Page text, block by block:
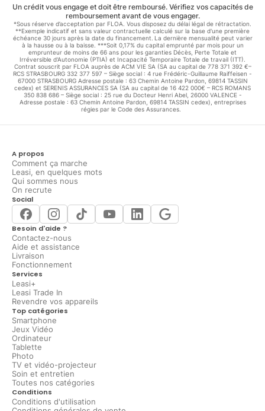
Un crédit vous engage et doit être remboursé. Vérifiez vos capacités de
remboursement avant de vous engager.
*Sous réserve d’acceptation par FLOA. Vous disposez du délai légal de rétractation.
**Exemple indicatif et sans valeur contractuelle calculé sur la base d'une première
échéance 30 jours après la date du financement. La dernière mensualité peut varier
à la hausse ou à la baisse. ***Soit 0,17% du capital emprunté par mois pour un
emprunteur de moins de 66 ans pour les garanties Décès, Perte Totale et
Irréversible d'Autonomie (PTIA) et Incapacité Temporaire Totale de travail (ITT).
Contrat souscrit par FLOA auprès de ACM VIE SA (SA au capital de 778 371 392 €–
RCS STRASBOURG 332 377 597 – Siège social : 4 rue Frédéric-Guillaume Raiffeisen -
67000 STRASBOURG Adresse postale : 63 Chemin Antoine Pardon, 69814 TASSIN
cedex) et SERENIS ASSURANCES SA (SA au capital de 16 422 000€ – RCS ROMANS
350 838 686 – Siège social : 25 rue du Docteur Henri Abel, 26000 VALENCE -
Adresse postale : 63 Chemin Antoine Pardon, 69814 TASSIN cedex), entreprises
régies par le Code des Assurances.
A propos
Comment ça marche
Leasi, en quelques mots
Qui sommes nous
On recrute
Social
Besoin d'aide ?
Contactez-nous
Aide et assistance
Livraison
Fonctionnement
Services
Leasi+
Leasi Trade In
Revendre vos appareils
Top catégories
Smartphone
Jeux Vidéo
Ordinateur
Tablette
Photo
TV et vidéo-projecteur
Soin et entretien
Toutes nos catégories
Conditions
Conditions d'utilisation